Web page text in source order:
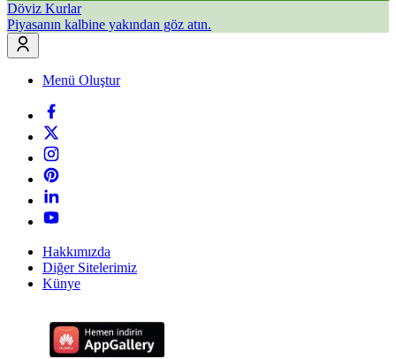
Döviz Kurlar
Piyasanın kalbine yakından göz atın.
Menü Oluştur
Hakkımızda
Diğer Sitelerimiz
Künye